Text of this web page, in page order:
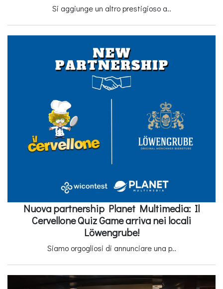
Si aggiunge un altro prestigioso a..
Nuova partnership Planet Multimedia: Il
Cervellone Quiz Game arriva nei locali
Löwengrube!
Siamo orgogliosi di annunciare una p..